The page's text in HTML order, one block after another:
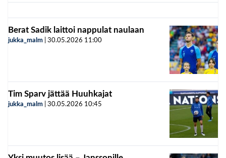
Berat Sadik laittoi nappulat naulaan
jukka_malm 30.05.2026 11:00
Tim Sparv jättää Huuhkajat
jukka_malm 30.05.2026 10:45